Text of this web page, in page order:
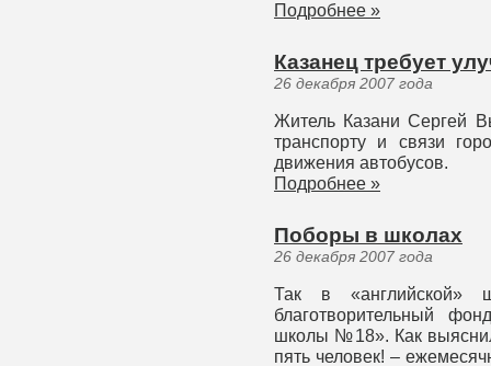
Подробнее »
Казанец требует
26 декабря 2007 года
Житель Казани Сергей
транспорту и связи
движения автобусов.
Подробнее »
Поборы в школах
26 декабря 2007 года
Так в «английской»
благотворительный
школы №18». Как
пять человек! –